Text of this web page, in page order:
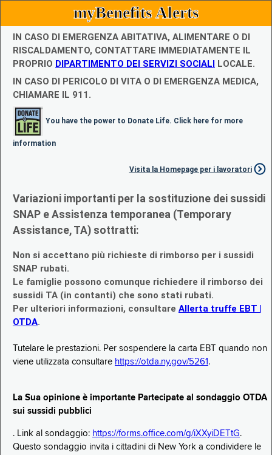
myBenefits Alerts
IN CASO DI EMERGENZA ABITATIVA, ALIMENTARE O DI
RISCALDAMENTO, CONTATTARE IMMEDIATAMENTE IL
PROPRIO DIPARTIMENTO DEI SERVIZI SOCIALI LOCALE.
IN CASO DI PERICOLO DI VITA O DI EMERGENZA MEDICA,
CHIAMARE IL 911.
You have the power to Donate Life. Click here for more
information
Visita la Homepage per i lavoratori
Variazioni importanti per la sostituzione dei sussidi
SNAP e Assistenza temporanea (Temporary
Assistance, TA) sottratti:
Non si accettano più richieste di rimborso per i sussidi
SNAP rubati.
Le famiglie possono comunque richiedere il rimborso dei
sussidi TA (in contanti) che sono stati rubati.
Per ulteriori informazioni, consultare Allerta truffe EBT |
OTDA.
Tutelare le prestazioni. Per sospendere la carta EBT quando non
viene utilizzata consultare https://otda.ny.gov/5261 .
La Sua opinione è importante Partecipate al sondaggio OTDA
sui sussidi pubblici
. Link al sondaggio: https://forms.office.com/g/iXXyiDETtG.
Questo sondaggio invita i cittadini di New York a condividere le